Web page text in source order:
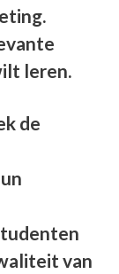
leren.
de
van